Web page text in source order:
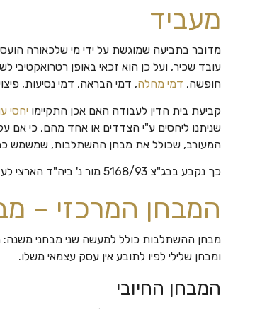
מעביד
מדובר בתביעה שמוגשת על ידי מי שלכאורה
עובד שכיר, ועל כן הוא זכאי באופן רטרואקטיבי
חופשה, דמי מחלה, דמי הבראה, דמי נסיעות,
קביעת בית הדין לעבודה האם אכן התקיימו יחסי
שניתנו ליחסים ע"י הצדדים או אחד מהם, כי
המעורב, שכולל את מבחן ההשתלבות, שמשמש
כך נקבע בבג"צ 5168/93 מור נ' ביה"ד הארצי לעבודה וגדעון אנגל.
המבחן המרכזי –
מבחן ההשתלבות כולל למעשה שני מבחני
ומבחן שלילי לפיו לתובע אין עסק עצמאי משלו.
המבחן החיובי